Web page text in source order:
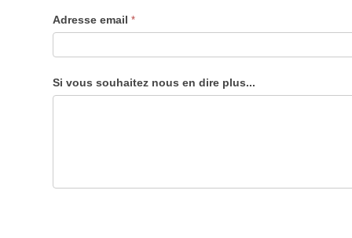
Adresse email *
Si vous souhaitez nous en dire plus...